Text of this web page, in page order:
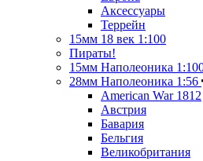
Аксессуары
Террейн
15мм 18 век 1:100
Пираты!
15мм Наполеоника
28мм Наполеоника 1:56
American War 1812
Австрия
Бавария
Бельгия
Великобритания